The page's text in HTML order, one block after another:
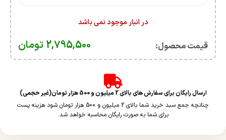
در انبار موجود نمی باشد
قیمت محصول:​ 2,795,500 تومان
ارسال رایگان برای سفارش های بالای 2 میلیون و 500 هزار تومان(غیر حجمی)
چنانچه جمع سبد خرید شما بالای 2 میلیون و 500 هزار تومان شود هزینه پست
برای شما به صورت رایگان محاسبه خواهد شد.